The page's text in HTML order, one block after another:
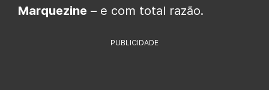
Marquezine – e com total razão.
PUBLICIDADE